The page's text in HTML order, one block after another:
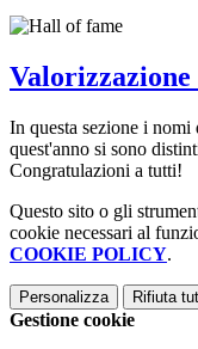
Valorizzazione
In questa sezione i nomi
quest'anno si sono
Congratulazioni a tutti!
Questo sito o gli
cookie necessari al
COOKIE POLICY.
Personalizza Rifiuta
Gestione cookie